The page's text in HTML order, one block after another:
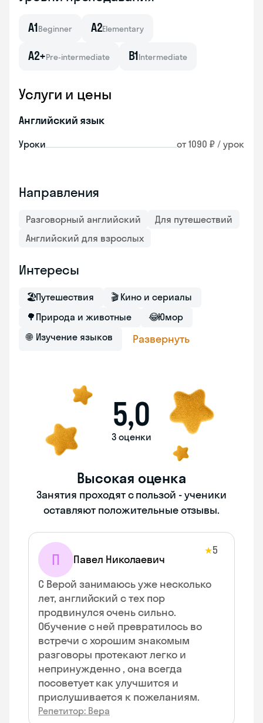
A1Beginner A2Elementary
A2+Pre-intermediate B1Intermediate
Услуги и цены
Английский язык
Уроки от 1090 ₽ / урок
Направления
Разговорный английский
Для путешествий
Английский для взрослых
Интересы
🏖Путешествия 🎬 Кино и сериалы
🌳 Природа и животные 😂Юмор
🌐 Изучение языков Развернуть
5,0
3 оценки
Высокая оценка
Занятия проходят с пользой - ученики
оставляют положительные отзывы.
П Павел Николаевич
★5
С Верой занимаюсь уже несколько
лет, английский с тех пор
продвинулся очень сильно.
Обучение с ней превратилось во
встречи с хорошим знакомым
разговоры протекают легко и
непринужденно , она всегда
посоветует как улучшится и
прислушивается к пожеланиям.
Репетитор: Вера